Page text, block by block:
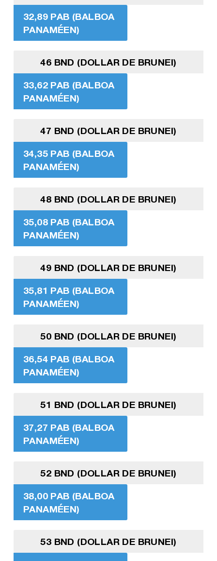
32,89 PAB (BALBOA
PANAMÉEN)
46 BND (DOLLAR DE BRUNEI)
33,62 PAB (BALBOA
PANAMÉEN)
47 BND (DOLLAR DE BRUNEI)
34,35 PAB (BALBOA
PANAMÉEN)
48 BND (DOLLAR DE BRUNEI)
35,08 PAB (BALBOA
PANAMÉEN)
49 BND (DOLLAR DE BRUNEI)
35,81 PAB (BALBOA
PANAMÉEN)
50 BND (DOLLAR DE BRUNEI)
36,54 PAB (BALBOA
PANAMÉEN)
51 BND (DOLLAR DE BRUNEI)
37,27 PAB (BALBOA
PANAMÉEN)
52 BND (DOLLAR DE BRUNEI)
38,00 PAB (BALBOA
PANAMÉEN)
53 BND (DOLLAR DE BRUNEI)